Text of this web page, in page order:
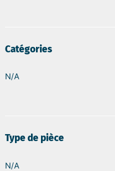
Catégories
N/A
Type de pièce
N/A